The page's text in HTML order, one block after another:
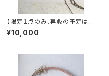
【限定１点のみ、再販の予定はあ
りません】ヴィンテージパーツで
作った丸型3wayネックレス【3
¥10,000